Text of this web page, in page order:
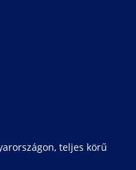
teljes körű